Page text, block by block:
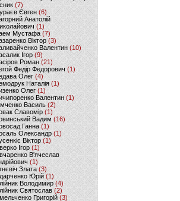
(7)
Євген(6)
Анатолій
(1)
Мустафа (7)
Віктор (3)
Валентин (10)
Ігор(9)
Роман (21)
Федір Федорович(1)
Олег(4)
Наталія(1)
Олег (1)
Валентин (1)
Василь (2)
Славомір (1)
Вадим (16)
Ганна (1)
Олександр (1)
Віктор (1)
Ігор (1)
В'ячеслав
(1)
Злата (3)
Юрій(1)
Володимир (4)
Святослав (2)
Григорій (3)